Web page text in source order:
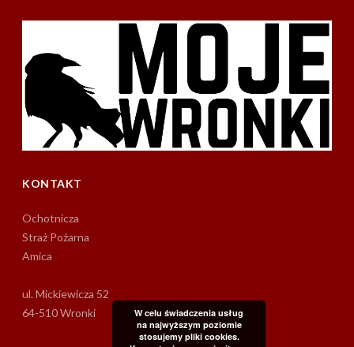
KONTAKT
Ochotnicza
Straż Pożarna
Amica
ul. Mickiewicza 52
64-510 Wronki
W celu świadczenia usług
na najwyższym poziomie
stosujemy pliki cookies.